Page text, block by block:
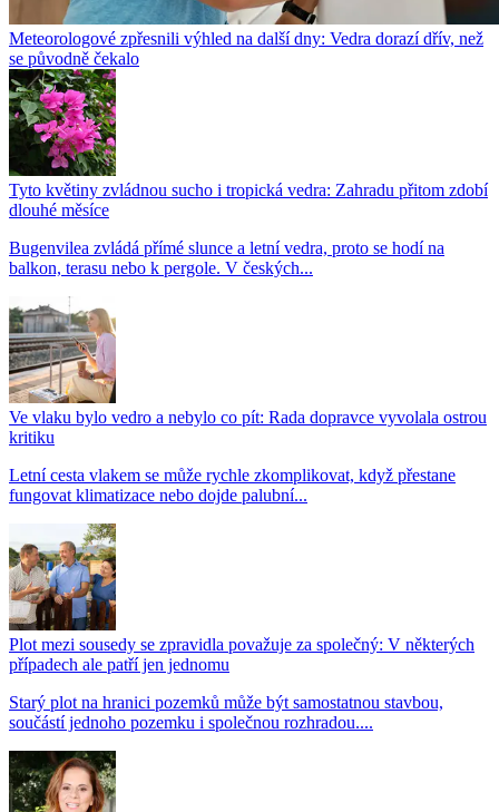
Meteorologové zpřesnili výhled na další dny: Vedra dorazí dřív, než
se původně čekalo
Tyto květiny zvládnou sucho i tropická vedra: Zahradu přitom zdobí
dlouhé měsíce
Bugenvilea zvládá přímé slunce a letní vedra, proto se hodí na
balkon, terasu nebo k pergole. V českých...
Ve vlaku bylo vedro a nebylo co pít: Rada dopravce vyvolala ostrou
kritiku
Letní cesta vlakem se může rychle zkomplikovat, když přestane
fungovat klimatizace nebo dojde palubní...
Plot mezi sousedy se zpravidla považuje za společný: V některých
případech ale patří jen jednomu
Starý plot na hranici pozemků může být samostatnou stavbou,
součástí jednoho pozemku i společnou rozhradou....